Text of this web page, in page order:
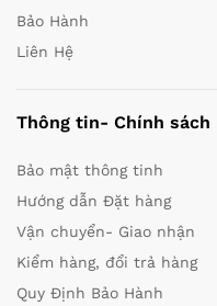
Bảo Hành
Liên Hệ
Thông tin- Chính sách
Bảo mật thông tinh
Hướng dẫn Đặt hàng
Vận chuyển- Giao nhận
Kiểm hàng, đổi trả hàng
Quy Định Bảo Hành